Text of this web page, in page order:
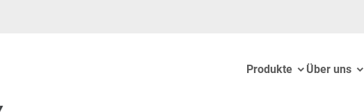
Produkte Über uns